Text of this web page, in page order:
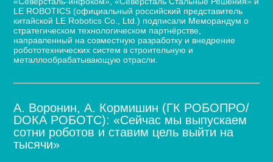
LE ROBOTICS (официальный российский представитель
китайской LE Robotics Co., Ltd.) подписали Меморандум о
стратегическом технологическом партнёрстве,
направленный на совместную разработку и внедрение
робототехнических систем в строительную и
металлообрабатывающую отрасли.
А. Воронин, А. Кормишин (ГК РОБОПРО/
DOКА РОБОТС): «Сейчас мы выпускаем
сотни роботов и ставим цель выйти на
тысячи»